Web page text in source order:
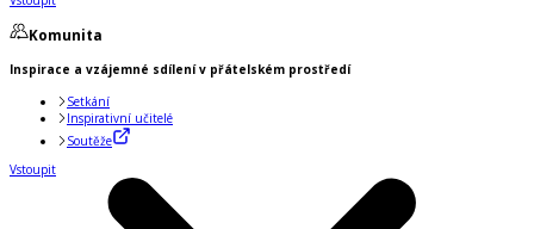
Komunita
Inspirace a vzájemné sdílení v přátelském prostředí
Setkání
Inspirativní učitelé
Soutěže
Vstoupit